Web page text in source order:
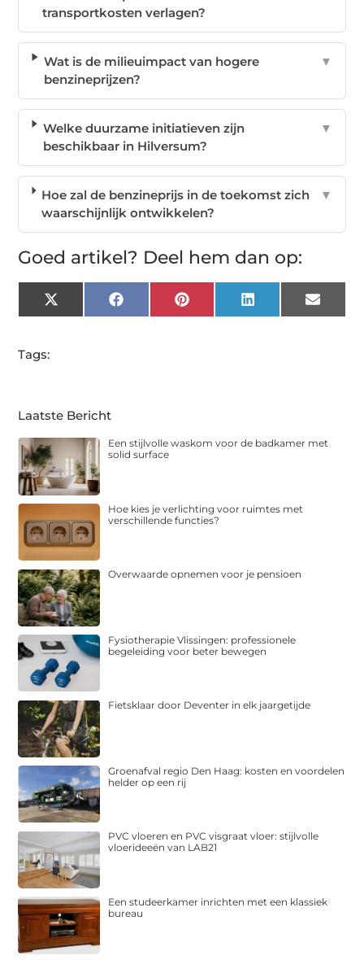
transportkosten verlagen?
Wat is de milieuimpact van hogere
benzineprijzen?
▼
Welke duurzame initiatieven zijn
beschikbaar in Hilversum?
▼
Hoe zal de benzineprijs in de toekomst zich
waarschijnlijk ontwikkelen?
▼
Goed artikel? Deel hem dan op:
X
(Twitter)
FacebookPinterest LinkedIn Email
Tags:
Laatste Bericht
Een stijlvolle waskom voor de badkamer met
solid surface
Hoe kies je verlichting voor ruimtes met
verschillende functies?
Overwaarde opnemen voor je pensioen
Fysiotherapie Vlissingen: professionele
begeleiding voor beter bewegen
Fietsklaar door Deventer in elk jaargetijde
Groenafval regio Den Haag: kosten en voordelen
helder op een rij
PVC vloeren en PVC visgraat vloer: stijlvolle
vloerideeën van LAB21
Een studeerkamer inrichten met een klassiek
bureau